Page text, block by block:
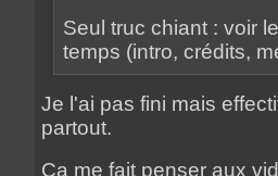
Seul truc chiant : voir
temps (intro, crédits,
Je l'ai pas fini mais
partout.
Ca me fait penser aux